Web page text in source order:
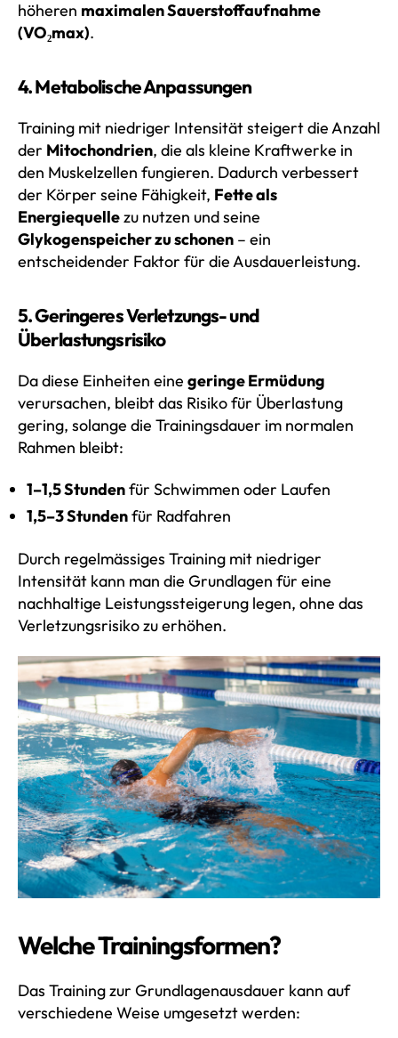
höheren maximalen Sauerstoffaufnahme
(VO₂max).
4. Metabolische Anpassungen
Training mit niedriger Intensität steigert die Anzahl
der Mitochondrien, die als kleine Kraftwerke in
den Muskelzellen fungieren. Dadurch verbessert
der Körper seine Fähigkeit, Fette als
Energiequellezu nutzen und seine
Glykogenspeicher zu schonen – ein
entscheidender Faktor für die Ausdauerleistung.
5. Geringeres Verletzungs- und
Überlastungsrisiko
Da diese Einheiten eine geringe Ermüdung
verursachen, bleibt das Risiko für Überlastung
gering, solange die Trainingsdauer im normalen
Rahmen bleibt:
1–1,5 Stundenfür Schwimmen oder Laufen
1,5–3 Stundenfür Radfahren
Durch regelmässiges Training mit niedriger
Intensität kann man die Grundlagen für eine
nachhaltige Leistungssteigerung legen, ohne das
Verletzungsrisiko zu erhöhen.
Welche Trainingsformen?
Das Training zur Grundlagenausdauer kann auf
verschiedene Weise umgesetzt werden: